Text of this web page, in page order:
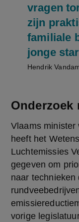
vragen
zijn
familiale
jonge
Hendrik
Onderzoek
Vlaams minister
heeft het
Luchtemissies
gegeven om
naar
vorige